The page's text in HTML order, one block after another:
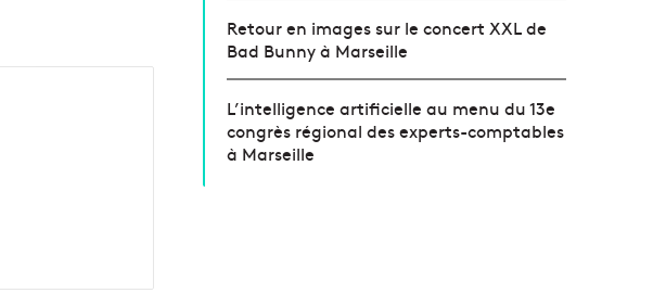
Retour en images sur le concert XXL de
Bad Bunny à Marseille
L’intelligence artificielle au menu du 13e
congrès régional des experts-comptables
à Marseille